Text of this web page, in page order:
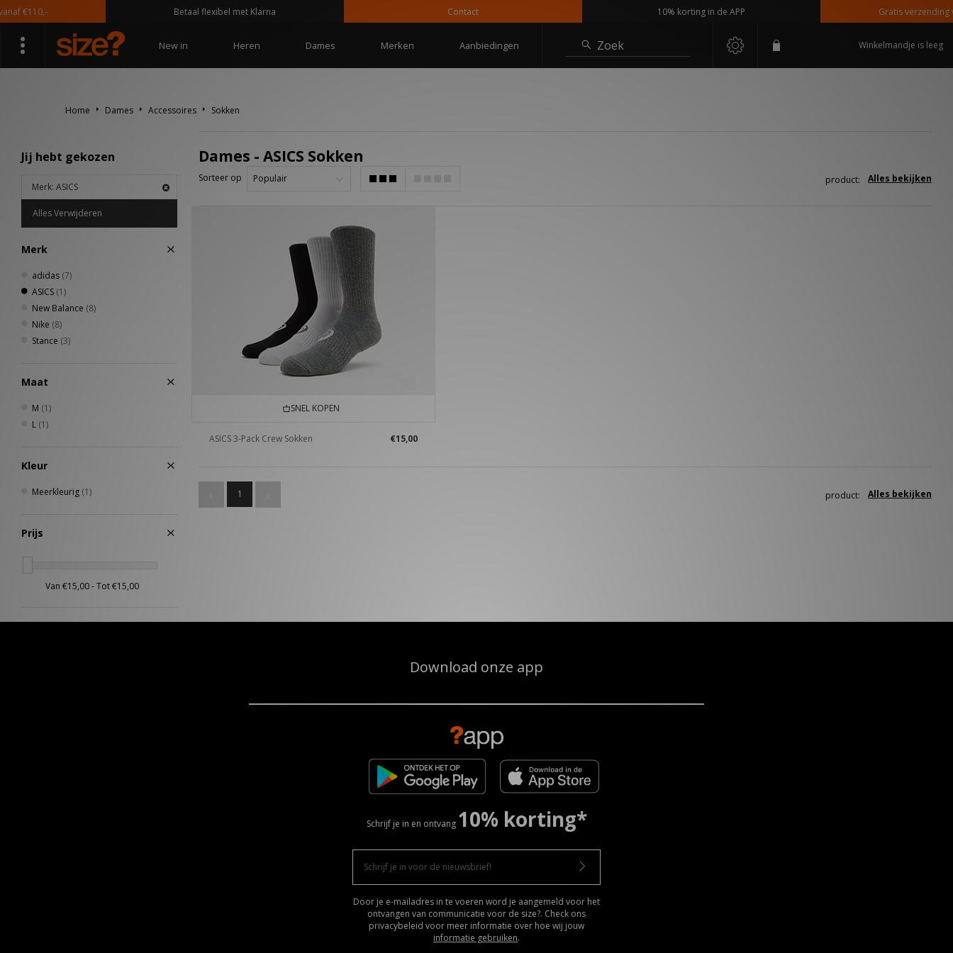
€110,- Betaal flexibel met Klarna Contact 10% korting in de APP Gratis verzending
New in Heren Dames Merken Aanbiedingen Zoek Winkelmandje is leeg
Home Dames Accessoires Sokken
Jij hebt gekozen
Merk: ASICS
Alles Verwijderen
Merk
adidas (7)
ASICS (1)
New Balance (8)
Nike (8)
Stance (3)
Maat
M (1)
L (1)
Kleur
Meerkleurig (1)
Prijs
Dames - ASICS Sokken
Sorteer op Alles bekijken
product:
SNEL KOPEN
ASICS 3-Pack Crew Sokken €15,00
1 Alles bekijken
product:
Download onze app
Schrijf je in en ontvang 10% korting*
Door je e-mailadres in te voeren word je aangemeld voor het
ontvangen van communicatie voor de size?. Check ons
privacybeleid voor meer informatie over hoe wij jouw
informatie gebruiken.